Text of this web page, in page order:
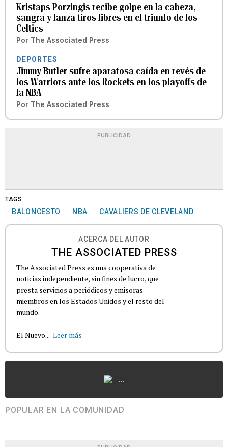
Kristaps Porzingis recibe golpe en la cabeza,
sangra y lanza tiros libres en el triunfo de los
Celtics
Por The Associated Press
DEPORTES
Jimmy Butler sufre aparatosa caída en revés de
los Warriors ante los Rockets en los playoffs de
la NBA
Por The Associated Press
PUBLICIDAD
TAGS
BALONCESTO NBA CAVALIERS DE CLEVELAND
ACERCA DEL AUTOR
THE ASSOCIATED PRESS
The Associated Press es una cooperativa de
noticias independiente, sin fines de lucro, que
presta servicios a periódicos y emisoras
miembros en los Estados Unidos y el resto del
mundo.
El Nuevo... Leer más
...
POPULAR EN LA COMUNIDAD